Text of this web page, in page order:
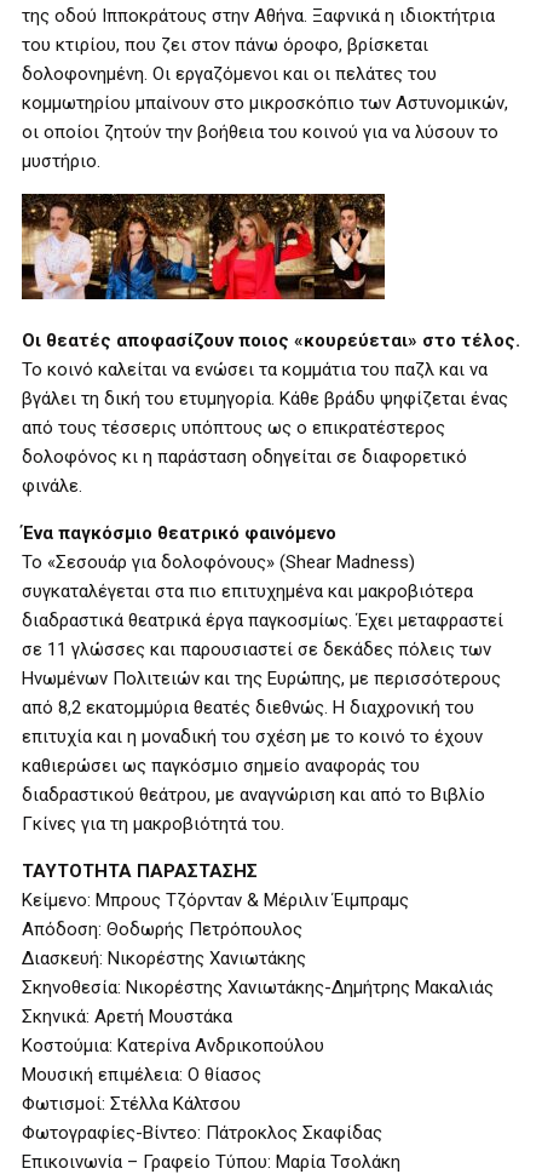
της οδού Ιπποκράτους στην Αθήνα. Ξαφνικά η ιδιοκτήτρια
του κτιρίου, που ζει στον πάνω όροφο, βρίσκεται
δολοφονημένη. Οι εργαζόμενοι και οι πελάτες του
κομμωτηρίου μπαίνουν στο μικροσκόπιο των Αστυνομικών,
οι οποίοι ζητούν την βοήθεια του κοινού για να λύσουν το
μυστήριο.
Οι θεατές αποφασίζουν ποιος «κουρεύεται» στο τέλος.
Το κοινό καλείται να ενώσει τα κομμάτια του παζλ και να
βγάλει τη δική του ετυμηγορία. Κάθε βράδυ ψηφίζεται ένας
από τους τέσσερις υπόπτους ως ο επικρατέστερος
δολοφόνος κι η παράσταση οδηγείται σε διαφορετικό
φινάλε.
Ένα παγκόσμιο θεατρικό φαινόμενο
Το «Σεσουάρ για δολοφόνους» (Shear Madness)
συγκαταλέγεται στα πιο επιτυχημένα και μακροβιότερα
διαδραστικά θεατρικά έργα παγκοσμίως. Έχει μεταφραστεί
σε 11 γλώσσες και παρουσιαστεί σε δεκάδες πόλεις των
Ηνωμένων Πολιτειών και της Ευρώπης, με περισσότερους
από 8,2 εκατομμύρια θεατές διεθνώς. Η διαχρονική του
επιτυχία και η μοναδική του σχέση με το κοινό το έχουν
καθιερώσει ως παγκόσμιο σημείο αναφοράς του
διαδραστικού θεάτρου, με αναγνώριση και από το Βιβλίο
Γκίνες για τη μακροβιότητά του.
ΤΑΥΤΟΤΗΤΑ ΠΑΡΑΣΤΑΣΗΣ
Κείμενο: Μπρους Τζόρνταν & Μέριλιν Έιμπραμς
Απόδοση: Θοδωρής Πετρόπουλος
Διασκευή: Νικορέστης Χανιωτάκης
Σκηνοθεσία: Νικορέστης Χανιωτάκης-Δημήτρης Μακαλιάς
Σκηνικά: Αρετή Μουστάκα
Κοστούμια: Κατερίνα Ανδρικοπούλου
Μουσική επιμέλεια: Ο θίασος
Φωτισμοί: Στέλλα Κάλτσου
Φωτογραφίες-Βίντεο: Πάτροκλος Σκαφίδας
Επικοινωνία – Γραφείο Τύπου: Μαρία Τσολάκη